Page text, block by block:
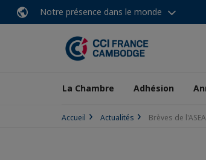
Notre présence dans le monde
La Chambre Adhésion
Accueil Actualités Brèves de